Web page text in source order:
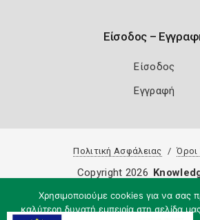
Είσοδος –
Είσοδος
Εγγραφή
Πολιτική Ασφάλειας Όροι
Χρησιμοποιούμε cookies για να σας
καλύτερη δυνατή εμπειρία στη σελίδα
Copyright 2026